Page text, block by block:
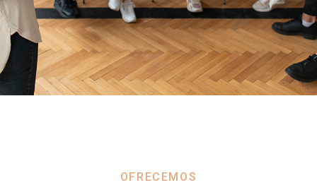
OFRECEMOS